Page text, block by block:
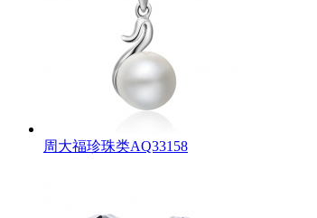
周大福珍珠类AQ33158